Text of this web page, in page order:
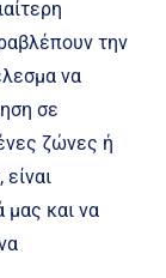
την
να
σε
ζώνες ή
μας και να